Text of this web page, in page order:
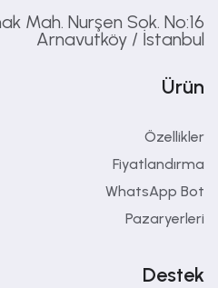
Mah. Nurşen Sok. No:16
Arnavutköy / İstanbul
Ürün
Özellikler
Fiyatlandırma
WhatsApp Bot
Pazaryerleri
Destek